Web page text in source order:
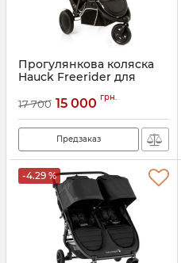
Прогулянкова коляска
Hauck Freerider для
Артикул:4007923513040
17 700 15 000 грн.
Предзаказ
-4.29 %